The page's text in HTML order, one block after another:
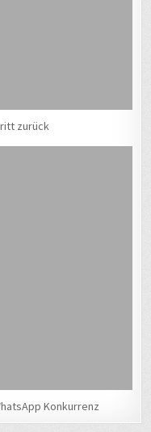
zurück
Konkurrenz